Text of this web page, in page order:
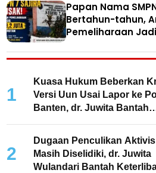
Papan Nama
Bertahun-tahun,
Pemeliharaan
1
Kuasa Hukum Beberkan
Versi Uun Usai Lapor ke
Banten, dr. Juwita Bantah
2
Dugaan Penculikan
Masih Diselidiki, dr. Juwita
Wulandari Bantah